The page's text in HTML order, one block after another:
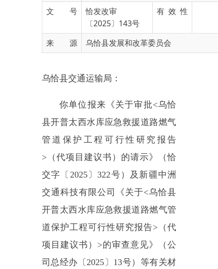
乌恰县交通运输局：
你单位报来《关于审批<乌恰
管道保护工程可行性研究报告
交字〔 2025 〕 322 号）及新疆中洲
交通科技有限公司《关于<乌恰县
开普太西水库应急救援道路燃气管
道保护工程可行性研究报告>（代
项目建议书）>的审查意见》（公
司总经办 〔2025〕13号 ） 等有关材
料收悉。现批复如下：
一、为 保障开普太西水库应急
救援道路运行安全。同意实施乌恰
县开普太西水库应急救援道路燃气